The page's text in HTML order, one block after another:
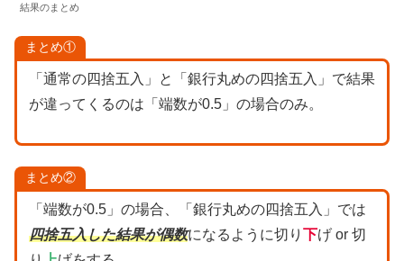
結果のまとめ
まとめ①
「通常の四捨五入」と「銀行丸めの四捨五入」で結果
が違ってくるのは「端数が0.5」の場合のみ。
まとめ②
「端数が0.5」の場合、「銀行丸めの四捨五入」では
四捨五入した結果が偶数になるように切り 下げ or 切